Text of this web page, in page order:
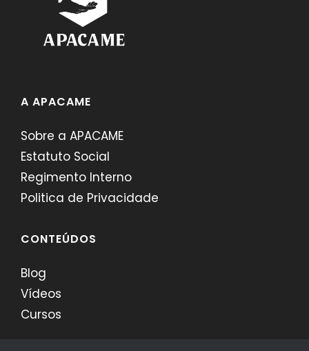
A APACAME
Sobre a APACAME
Estatuto Social
Regimento Interno
Politica de Privacidade
CONTEÚDOS
Blog
Vídeos
Cursos